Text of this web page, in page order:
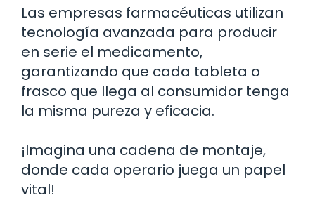
Las empresas farmacéuticas utilizan
tecnología avanzada para producir
en serie el medicamento,
garantizando que cada tableta o
frasco que llega al consumidor tenga
la misma pureza y eficacia.
¡Imagina una cadena de montaje,
donde cada operario juega un papel
vital!